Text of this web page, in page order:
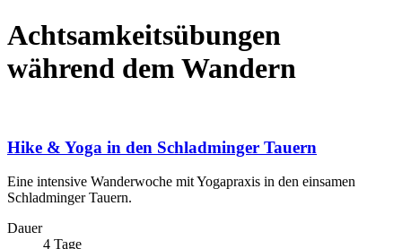
Achtsamkeitsübungen
während dem Wandern
Hike & Yoga in den Schladminger Tauern
Eine intensive Wanderwoche mit Yogapraxis in den einsamen
Schladminger Tauern.
Dauer
4 Tage